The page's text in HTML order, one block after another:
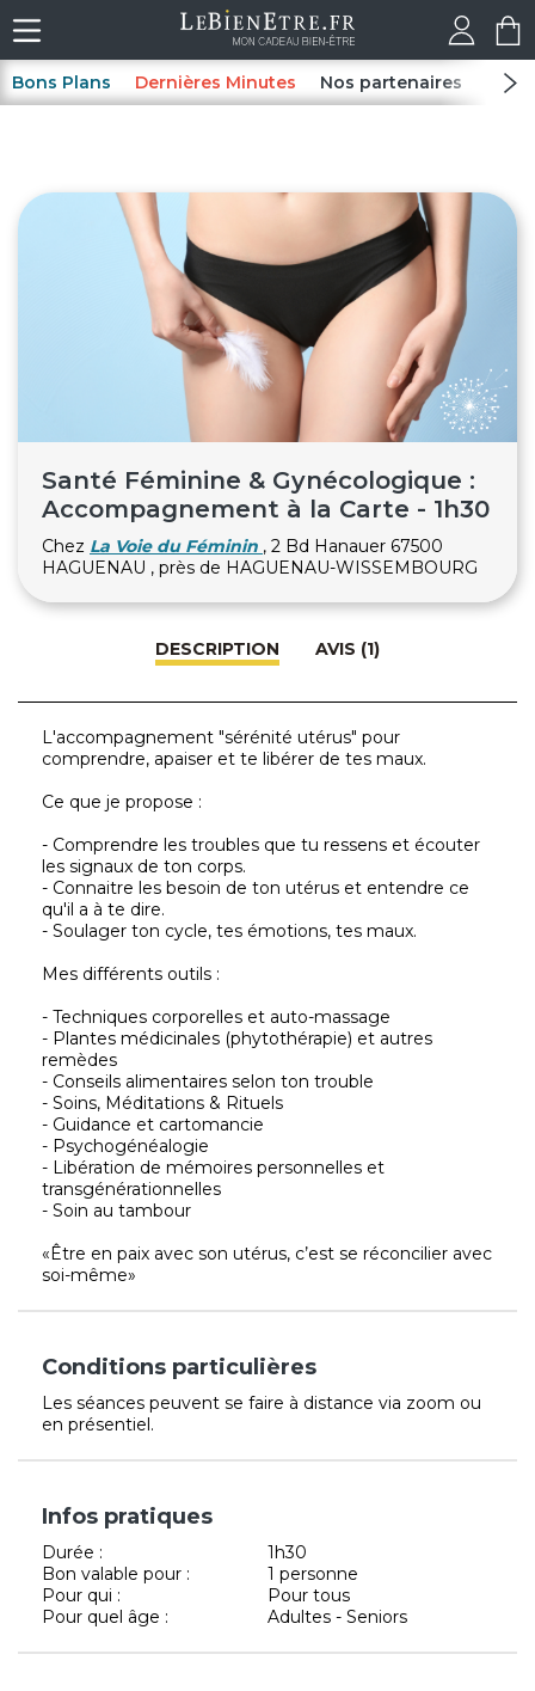
Bons Plans Dernières Minutes Nos partenaires Spas
Santé Féminine & Gynécologique :
Accompagnement à la Carte - 1h30
Chez La Voie du Féminin , 2 Bd Hanauer 67500
HAGUENAU , près de HAGUENAU-WISSEMBOURG
DESCRIPTION AVIS (1)
L'accompagnement "sérénité utérus" pour
comprendre, apaiser et te libérer de tes maux.
Ce que je propose :
- Comprendre les troubles que tu ressens et écouter
les signaux de ton corps.
- Connaitre les besoin de ton utérus et entendre ce
qu'il a à te dire.
- Soulager ton cycle, tes émotions, tes maux.
Mes différents outils :
- Techniques corporelles et auto-massage
- Plantes médicinales (phytothérapie) et autres
remèdes
- Conseils alimentaires selon ton trouble
- Soins, Méditations & Rituels
- Guidance et cartomancie
- Psychogénéalogie
- Libération de mémoires personnelles et
transgénérationnelles
- Soin au tambour
«Être en paix avec son utérus, c’est se réconcilier avec
soi-même»
Conditions particulières
Les séances peuvent se faire à distance via zoom ou
en présentiel.
Infos pratiques
Durée :
1h30
Bon valable pour :
1 personne
Pour qui :
Pour tous
Pour quel âge :
Adultes - Seniors